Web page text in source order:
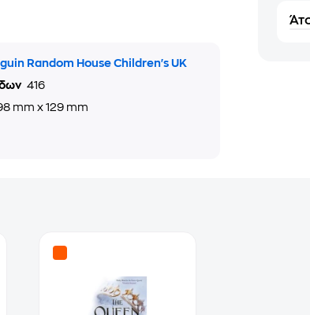
Random House Children's UK
416
mm x 129 mm